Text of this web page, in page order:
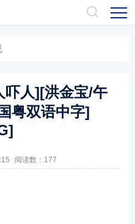
吓人][洪金宝/午
粤双语中字]
阅读数： 177